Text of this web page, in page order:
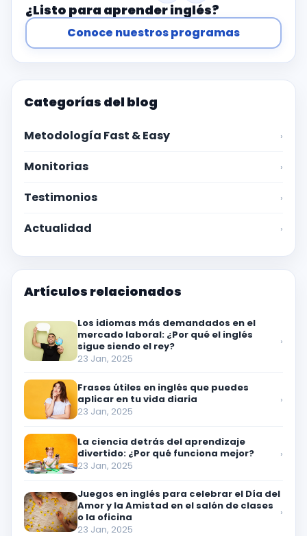
¿Listo para aprender inglés?
Conoce nuestros programas
Categorías del blog
Metodología Fast & Easy ›
Monitorias ›
Testimonios ›
Actualidad ›
Artículos relacionados
Los idiomas más demandados en el
mercado laboral: ¿Por qué el inglés
sigue siendo el rey?
23 Jan, 2025
›
Frases útiles en inglés que puedes
aplicar en tu vida diaria
23 Jan, 2025
›
La ciencia detrás del aprendizaje
divertido: ¿Por qué funciona mejor?
23 Jan, 2025
›
Juegos en inglés para celebrar el Día del
Amor y la Amistad en el salón de clases
o la oficina
23 Jan, 2025
›